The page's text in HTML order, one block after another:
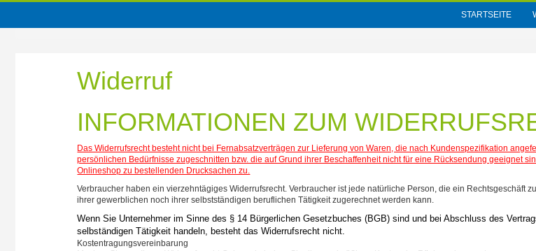
STARTSEITE
Widerruf
INFORMATIONEN ZUM
Das Widerrufsrecht besteht nicht bei Fernabsatzverträgen zur Lieferung von Waren, die nach Kundenspezifikation
persönlichen Bedürfnisse zugeschnitten bzw. die auf Grund ihrer Beschaffenheit nicht für eine Rücksendung geeignet
Onlineshop zu bestellenden Drucksachen zu.
Verbraucher haben ein vierzehntägiges Widerrufsrecht. Verbraucher ist jede natürliche Person, die ein Rechtsgeschäft
ihrer gewerblichen noch ihrer selbstständigen beruflichen Tätigkeit zugerechnet werden kann.
Wenn Sie Unternehmer im Sinne des § 14 Bürgerlichen Gesetzbuches (BGB) sind und bei Abschluss des
selbständigen Tätigkeit handeln, besteht das Widerrufsrecht nicht.
Kostentragungsvereinbarung